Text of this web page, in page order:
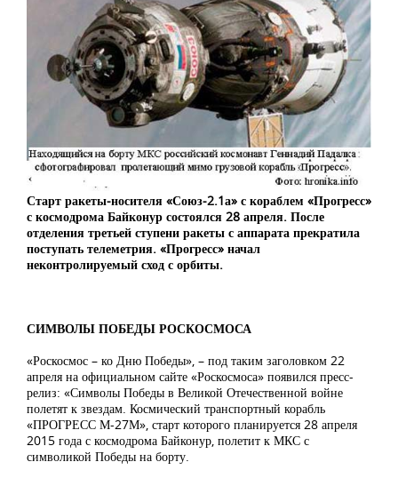
Старт ракеты-носителя «Союз-2.1а» с кораблем «Прогресс»
с космодрома Байконур состоялся 28 апреля. После
отделения третьей ступени ракеты с аппарата прекратила
поступать телеметрия. «Прогресс» начал
неконтролируемый сход с орбиты.
СИМВОЛЫ ПОБЕДЫ РОСКОСМОСА
«Роскосмос – ко Дню Победы», – под таким заголовком 22
апреля на официальном сайте «Роскосмоса» появился пресс-
релиз: «Символы Победы в Великой Отечественной войне
полетят к звездам. Космический транспортный корабль
«ПРОГРЕСС М-27М», старт которого планируется 28 апреля
2015 года с космодрома Байконур, полетит к МКС с
символикой Победы на борту.